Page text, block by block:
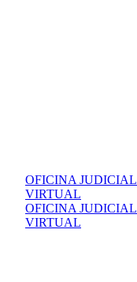
OFICINA JUDICIAL
VIRTUAL
OFICINA JUDICIAL
VIRTUAL